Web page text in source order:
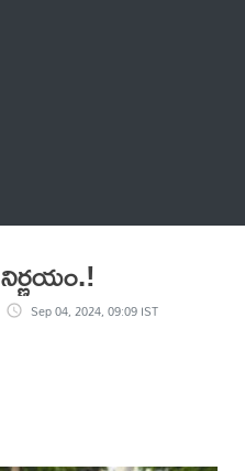
వరదల వేళ జగన్ కీలక నిర్ణ‌యం.!
Sep 04, 2024, 09:09 IST